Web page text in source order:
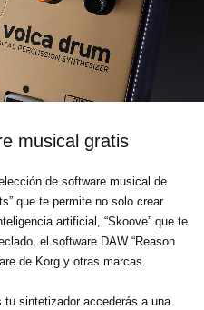
musical gratis
de software musical de
que te permite no solo crear
artificial, “Skoove” que te
el software DAW “Reason
de Korg y otras marcas.
tu sintetizador accederás a una